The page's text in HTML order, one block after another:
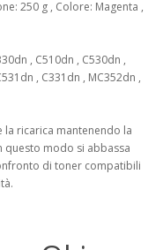
250 g , Colore: Magenta ,
, C510dn , C530dn ,
, C331dn , MC352dn ,
ricarica mantenendo la
questo modo si abbassa
di toner compatibili